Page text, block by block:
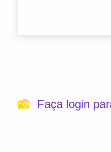
Faça login